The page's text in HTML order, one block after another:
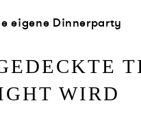
eigene Dinnerparty
WIRD